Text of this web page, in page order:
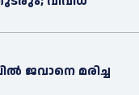
ജവാനെ മരിച്ച